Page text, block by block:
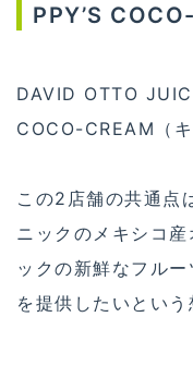
PPY’S
DAVID OTTO
COCO-CREAM（
この2店舗の共通点
ニックのメキシコ
ックの新鮮なフル
を提供したいという